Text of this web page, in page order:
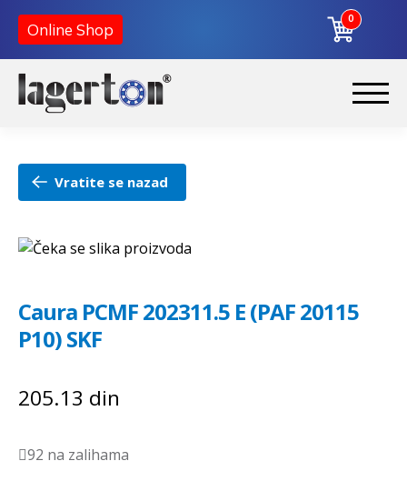
Online Shop
0
Početna
O nama
Kontakt
Vratite se nazad
Caura PCMF 202311.5 E (PAF 20115
P10) SKF
205.13 din
92 na zalihama